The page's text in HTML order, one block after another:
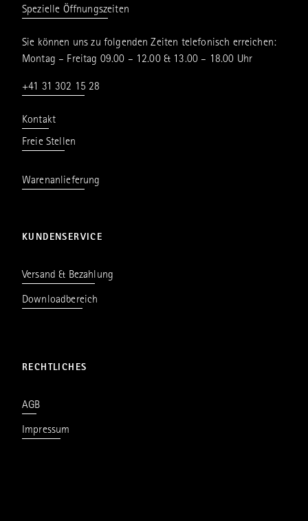
Spezielle Öffnungszeiten
Sie können uns zu folgenden Zeiten telefonisch erreichen:
Montag – Freitag 09.00 – 12.00 & 13.00 – 18.00 Uhr
+41 31 302 15 28
Kontakt
Freie Stellen
Warenanlieferung
KUNDENSERVICE
Versand & Bezahlung
Downloadbereich
RECHTLICHES
AGB
Impressum